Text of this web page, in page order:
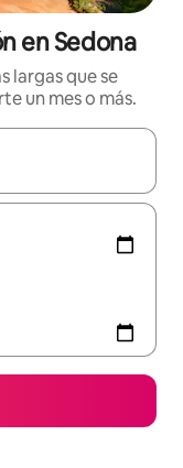
en Sedona
largas que se
un mes o más.
navegá con las